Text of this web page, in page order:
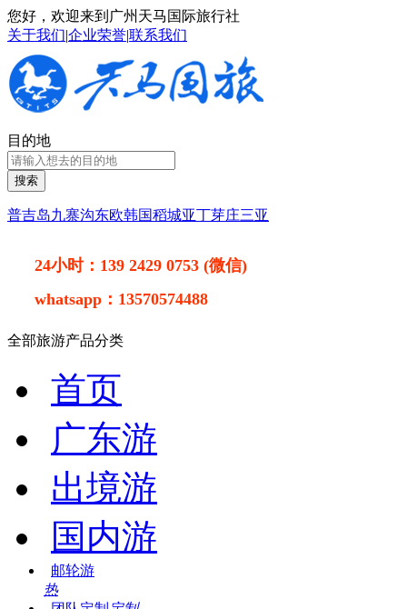
您好，欢迎来到广州天马国际旅行社
关于我们|企业荣誉|联系我们
目的地
搜索
普吉岛九寨沟东欧韩国稻城亚丁芽庄三亚
24小时： 139 2429 0753 (微信)
whatsapp： 13570574488
全部旅游产品分类
首页
广东游
出境游
国内游
邮轮游
热